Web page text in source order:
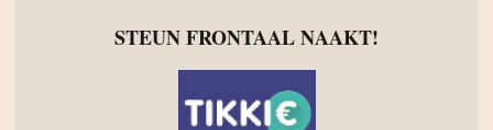
STEUN FRONTAAL NAAKT!